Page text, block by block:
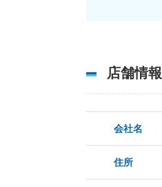
店舗情報
会社名
住所